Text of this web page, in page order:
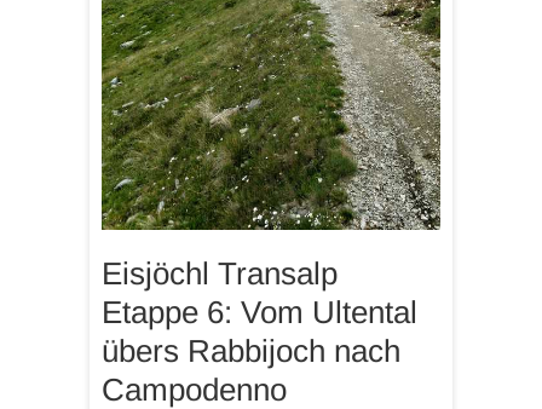
Eisjöchl Transalp
Etappe 6: Vom Ultental
übers Rabbijoch nach
Campodenno